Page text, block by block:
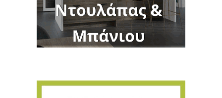
Για να μαθαίνετε πρώτοι τα νέα και όλες
τις τάσεις του κλάδου, εγγραφείτε στο
newsletter μας!
ΕΓΓΡΑΦΉ